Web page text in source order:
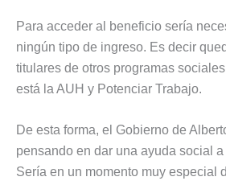
Para acceder al beneficio sería
ningún tipo de ingreso. Es decir
titulares de otros programas
está la AUH y Potenciar Trabajo.
De esta forma, el Gobierno de
pensando en dar una ayuda social
Sería en un momento muy especial